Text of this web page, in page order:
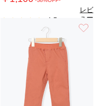
4.5
レビ
ュー
を見
る